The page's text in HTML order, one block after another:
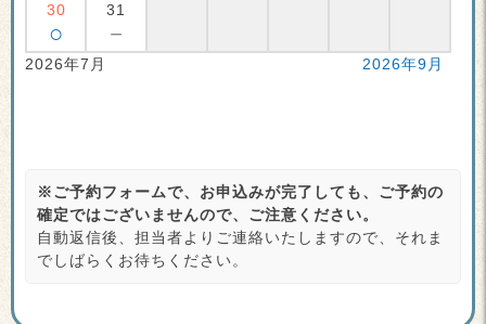
30
○
31
－
2026年7月 2026年9月
※ご予約フォームで、お申込みが完了しても、ご予約の
確定ではございませんので、ご注意ください。
自動返信後、担当者よりご連絡いたしますので、それま
でしばらくお待ちください。